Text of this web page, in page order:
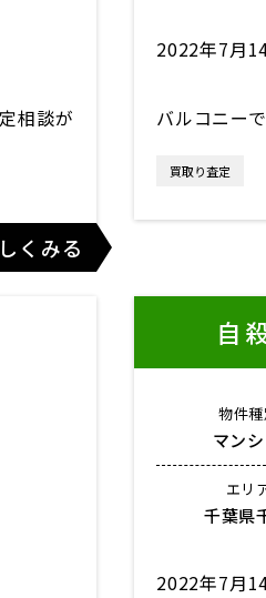
相談が
くみる
2022年7月
バルコニー
買取り査定
自
物件種
マン
エリ
千葉県
2022年7月